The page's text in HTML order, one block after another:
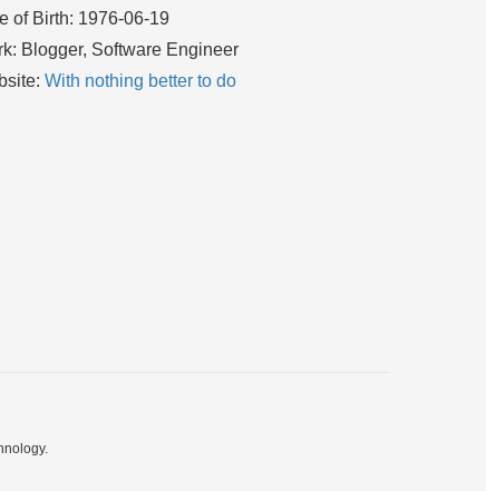
of Birth: 1976-06-19
Blogger, Software Engineer
With nothing better to do